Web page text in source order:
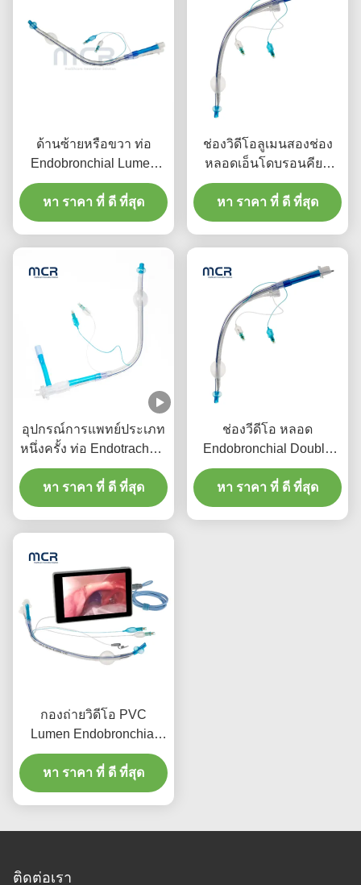
ด้านซ้ายหรือขวา ท่อ
Endobronchial Lumen
Double กับช่องวีดีโอ
หา ราคา ที่ ดี ที่สุด
ช่องวิดีโอลูเมนสองช่อง
หลอดเอ็นโดบรอนคียล
ภาพทางปาก PVC Plain
หา ราคา ที่ ดี ที่สุด
อุปกรณ์การแพทย์ประเภท
หนึ่งครั้ง ท่อ Endotracheal
Lumen Double Tube
พร้อม PU Micro-Thin Cuff
หา ราคา ที่ ดี ที่สุด
ช่องวีดีโอ หลอด
Endobronchial Double
Lumen โดยไม่มีกล้อง
หา ราคา ที่ ดี ที่สุด
กองถ่ายวิดีโอ PVC
Lumen Endobronchial
Cannula สําหรับผู้ใหญ่
หา ราคา ที่ ดี ที่สุด
ติดต่อเรา